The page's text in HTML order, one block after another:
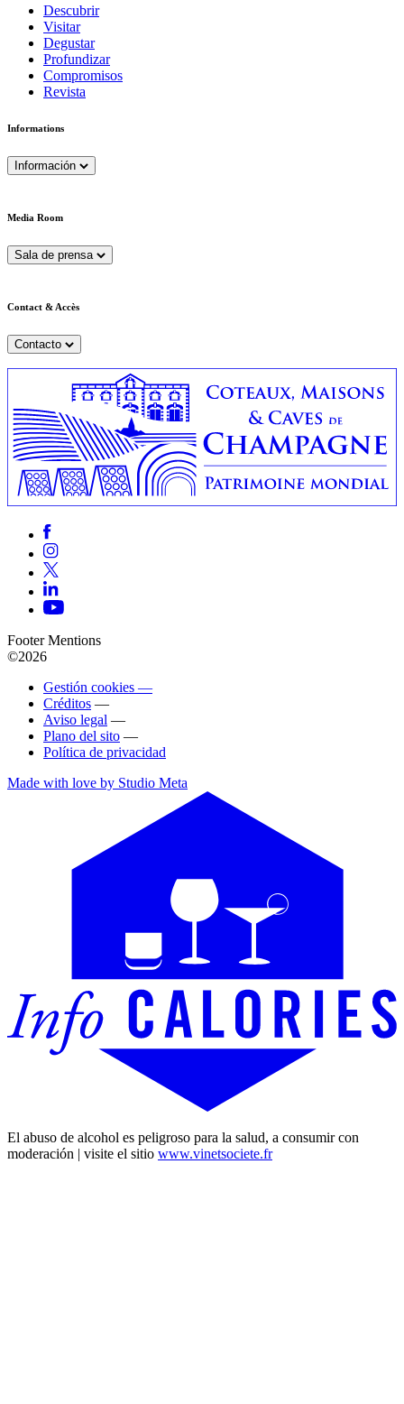
Descubrir
Visitar
Degustar
Profundizar
Compromisos
Revista
Informations
Información
Media Room
Sala de prensa
Contact & Accès
Contacto
Footer Mentions
©2026
Gestión cookies —
Créditos —
Aviso legal —
Plano del sito —
Política de privacidad
Made with love by Studio Meta
El abuso de alcohol es peligroso para la salud, a consumir con
moderación | visite el sitio www.vinetsociete.fr